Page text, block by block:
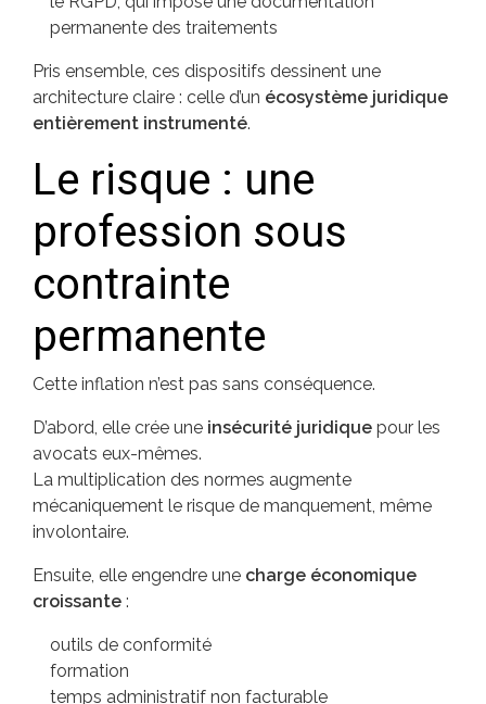
permanente des traitements
Pris ensemble, ces dispositifs dessinent une
architecture claire : celle d’un écosystème juridique
entièrement instrumenté.
Le risque : une
profession sous
contrainte
permanente
Cette inflation n’est pas sans conséquence.
D’abord, elle crée une insécurité juridique pour les
avocats eux-mêmes.
La multiplication des normes augmente
mécaniquement le risque de manquement, même
involontaire.
Ensuite, elle engendre une charge économique
croissante :
outils de conformité
formation
temps administratif non facturable